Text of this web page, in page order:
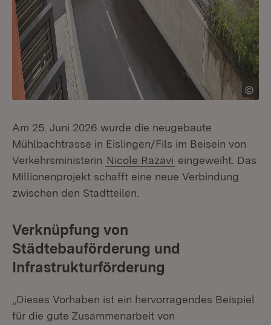
Am 25. Juni 2026 wurde die neugebaute
Mühlbachtrasse in Eislingen/Fils im Beisein von
Verkehrsministerin Nicole Razavi eingeweiht. Das
Millionenprojekt schafft eine neue Verbindung
zwischen den Stadtteilen.
Verknüpfung von
Städtebauförderung und
Infrastrukturförderung
„Dieses Vorhaben ist ein hervorragendes Beispiel
für die gute Zusammenarbeit von